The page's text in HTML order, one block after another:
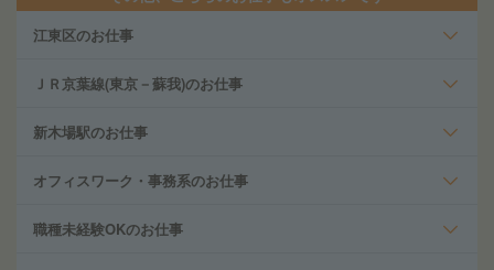
江東区のお仕事
ＪＲ京葉線(東京－蘇我)のお仕事
新木場駅のお仕事
オフィスワーク・事務系のお仕事
職種未経験OKのお仕事